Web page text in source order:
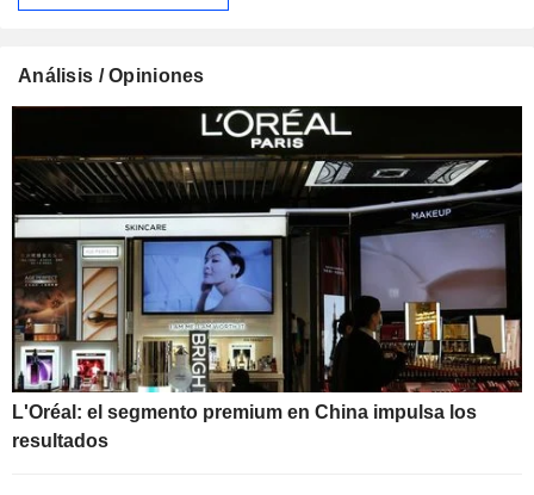
Análisis / Opiniones
L'Oréal: el segmento premium en China impulsa los
resultados